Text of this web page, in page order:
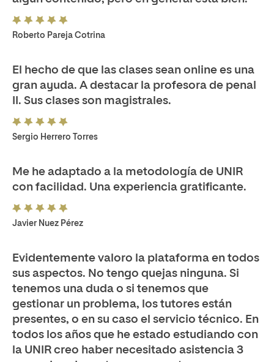
Roberto Pareja Cotrina
El hecho de que las clases sean online es una
gran ayuda. A destacar la profesora de penal
II. Sus clases son magistrales.
Sergio Herrero Torres
Me he adaptado a la metodología de UNIR
con facilidad. Una experiencia gratificante.
Javier Nuez Pérez
Evidentemente valoro la plataforma en todos
sus aspectos. No tengo quejas ninguna. Si
tenemos una duda o si tenemos que
gestionar un problema, los tutores están
presentes, o en su caso el servicio técnico. En
todos los años que he estado estudiando con
la UNIR creo haber necesitado asistencia 3